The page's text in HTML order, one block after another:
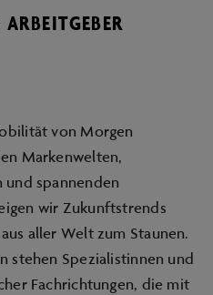
von Morgen
Markenwelten,
spannenden
wir Zukunftstrends
aller Welt zum Staunen.
stehen Spezialistinnen und
Fachrichtungen, die mit